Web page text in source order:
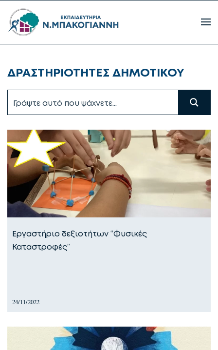
ΔΡΑΣΤΗΡΙΟΤΗΤΕΣ ΔΗΜΟΤΙΚΟΥ
Εργαστήριο δεξιοτήτων “Φυσικές
Καταστροφές”
24/11/2022